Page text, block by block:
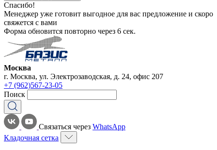
Спасибо!
Менеджер уже готовит выгодное для вас предложение и скоро
свяжется с вами
Форма обновится повторно через 6 сек.
Москва
г. Москва, ул. Электрозаводская, д. 24, офис 207
+7 (962)567-23-05
Поиск
Связаться через WhatsApp
Кладочная сетка